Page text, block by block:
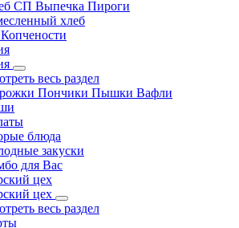
СП Выпечка Пироги
хлеб
весь раздел
Пончики Пышки Вафли
блюда
закуски
для Вас
цех
цех
весь раздел